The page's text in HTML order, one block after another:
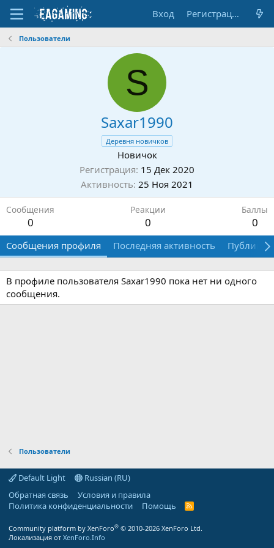
Вход Регистрация
Пользователи
S
Saxar1990
Деревня новичков
Новичок
Регистрация 15 Дек 2020
Активность 25 Ноя 2021
Сообщения
0
Реакции
0
Баллы
0
Сообщения профиля Последняя активность
В профиле пользователя Saxar1990 пока нет ни одного
сообщения.
Пользователи
Default Light
Russian (RU)
Обратная связь
Условия и правила
Политика конфиденциальности
Помощь
R
Community platform by XenForo® © 2010-2026 XenForo Ltd.
Локализация от XenForo.Info